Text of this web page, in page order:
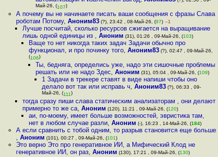
Май-26, (107)
А почему вы не начинаете писать ваши сообщения с фразы Слава
роботам Потому, Аноним83(?), 23:42 , 08-Май-26, (97) –1
Лучше посчитай, сколько ресурсов сжигается на выращивание
лишь одной единицы из , Аноним (31), 01:26 , 09-Май-26, (103)
Ваще то нет никогда таких задач Задачи обычно про
функционал, и про починку того,Аноним83 (?), 02:47 , 09-Май-26,
(106)
Ты, бедняга, определись уже, надо эти сишочные проблемы
решать или не надо Здес, Аноним (31), 05:04 , 09-Май-26, (109)
1 Задачи в трекере ставят в виде напиши чтобы оно
делало вот так или исправь ч, Аноним83(?), 06:33 , 09-
Май-26, (111)
тогда сразу пиши слава статическим анализаторам , они делают
примерно то же са, Аноним (120), 11:21 , 09-Май-26, (120)
аи, по-моему, имеет больше возможностей, эвристика там,
нет в любом случае разли,Аноним (-), 16:23 , 14-Май-26, (184)
А если сравнить с тобой одним, то разрыв становится еще больше
, Аноним (101), 00:27 , 09-Май-26, (101)
Это верно Это про генеративное ИИ, а Мифический Клод не
генеративное ИИ, он раз, Аноним (130), 17:21 , 09-Май-26, (130)